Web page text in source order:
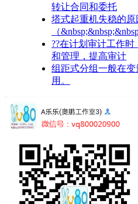
转让合同和委托
塔式起重机失稳的
（
??在计划审计工作
和管理，提高审计
组距式分组一般在
用。